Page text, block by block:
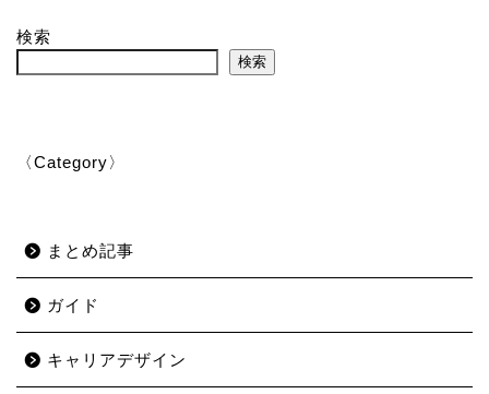
検索
検索
〈Category〉
まとめ記事
ガイド
キャリアデザイン